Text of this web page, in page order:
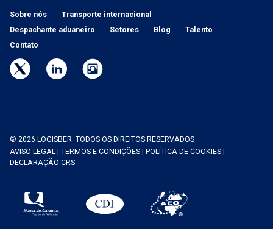
Sobre nós
Transporte internacional
Despachante aduaneiro
Setores Blog
Talento
Contato
© 2026 LOGISBER. TODOS OS DIREITOS RESERVADOS
AVISO LEGAL | TERMOS E CONDIÇÕES | POLÍTICA DE COOKIES |
DECLARAÇÃO CRS